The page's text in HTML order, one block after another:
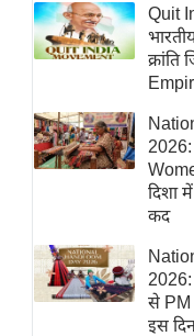
Hindi
Videos
IPL
2026
ई-पेपर
मिसाल
शख्सियत
यंग इंडिया
साहित्य
ऑटो वर्ल्ड
न्यूज ब्रीफ
Quit
क्रांति
दिशा
कद
से PM
इस